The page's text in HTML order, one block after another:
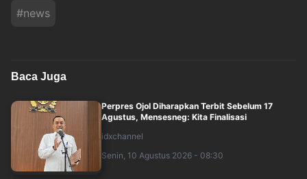
#news
Baca Juga
Perpres Ojol Diharapkan Terbit Sebelum 17
Agustus, Mensesneg: Kita Finalisasi
idxchannel
Senin, 10 Agustus 2026 - 08:30